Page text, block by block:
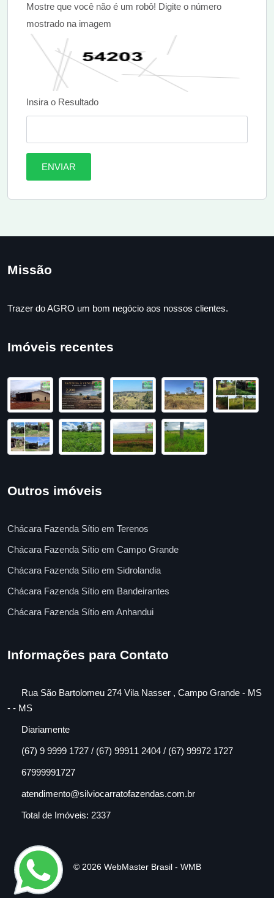
Mostre que você não é um robô! Digite o número
mostrado na imagem
Insira o Resultado
ENVIAR
Missão
Trazer do AGRO um bom negócio aos nossos clientes.
Imóveis recentes
Outros imóveis
Chácara Fazenda Sítio em Terenos
Chácara Fazenda Sítio em Campo Grande
Chácara Fazenda Sítio em Sidrolandia
Chácara Fazenda Sítio em Bandeirantes
Chácara Fazenda Sítio em Anhandui
Informações para Contato
Rua São Bartolomeu 274 Vila Nasser , Campo Grande - MS
- - MS
Diariamente
(67) 9 9999 1727 / (67) 99911 2404 / (67) 99972 1727
67999991727
atendimento@silviocarratofazendas.com.br
Total de Imóveis: 2337
© 2026 WebMaster Brasil - WMB